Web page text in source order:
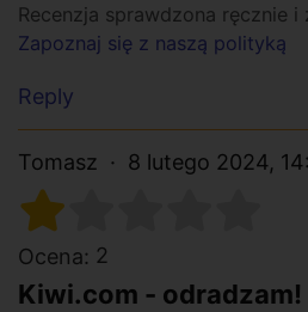
Recenzja sprawdzona ręcznie i
Zapoznaj się z naszą polityką
Reply
Tomasz 8 lutego 2024,
Ocena: 2
Kiwi.com - odradzam!